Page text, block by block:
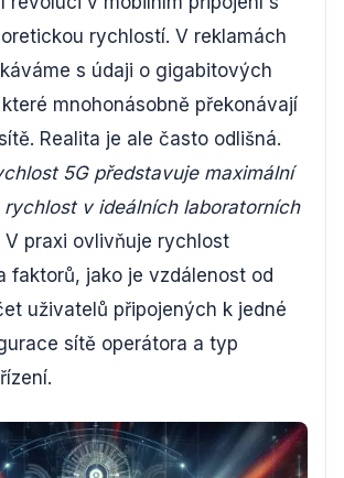
rychlostí. V reklamách
s údaji o gigabitových
mnohonásobně překonávají
Realita je ale často odlišná.
5G představuje maximální
rychlost v ideálních laboratorních
V praxi ovlivňuje rychlost
faktorů, jako je vzdálenost od
uživatelů připojených k jedné
sítě operátora a typ